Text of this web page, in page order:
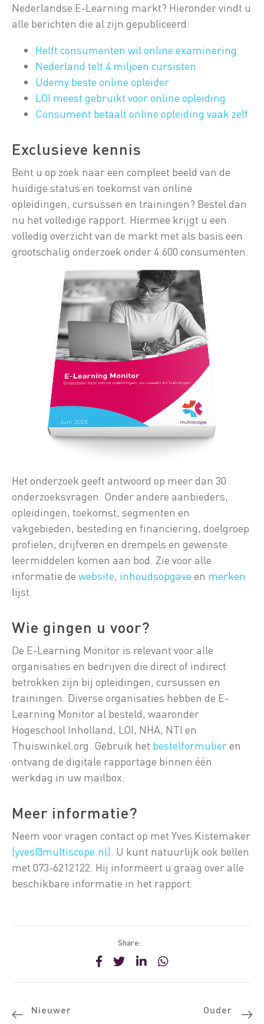
Nederlandse E-Learning markt? Hieronder vindt u
alle berichten die al zijn gepubliceerd:
Helft consumenten wil online examinering
Nederland telt 4 miljoen cursisten
Udemy beste online opleider
LOI meest gebruikt voor online opleiding
Consument betaalt online opleiding vaak zelf
Exclusieve kennis
Bent u op zoek naar een compleet beeld van de
huidige status en toekomst van online
opleidingen, cursussen en trainingen? Bestel dan
nu het volledige rapport. Hiermee krijgt u een
volledig overzicht van de markt met als basis een
grootschalig onderzoek onder 4.600 consumenten.
Het onderzoek geeft antwoord op meer dan 30
onderzoeksvragen. Onder andere aanbieders,
opleidingen, toekomst, segmenten en
vakgebieden, besteding en financiering, doelgroep
profielen, drijfveren en drempels en gewenste
leermiddelen komen aan bod. Zie voor alle
informatie de website, inhoudsopgave en merken
lijst.
Wie gingen u voor?
De E-Learning Monitor is relevant voor alle
organisaties en bedrijven die direct of indirect
betrokken zijn bij opleidingen, cursussen en
trainingen. Diverse organisaties hebben de E-
Learning Monitor al besteld, waaronder
Hogeschool Inholland, LOI, NHA, NTI en
Thuiswinkel.org. Gebruik het bestelformulieren
ontvang de digitale rapportage binnen één
werkdag in uw mailbox.
Meer informatie?
Neem voor vragen contact op met Yves Kistemaker
(yves@multiscope.nl) . U kunt natuurlijk ook bellen
met 073-6212122. Hij informeert u graag over alle
beschikbare informatie in het rapport.
Share:
Nieuwer Ouder